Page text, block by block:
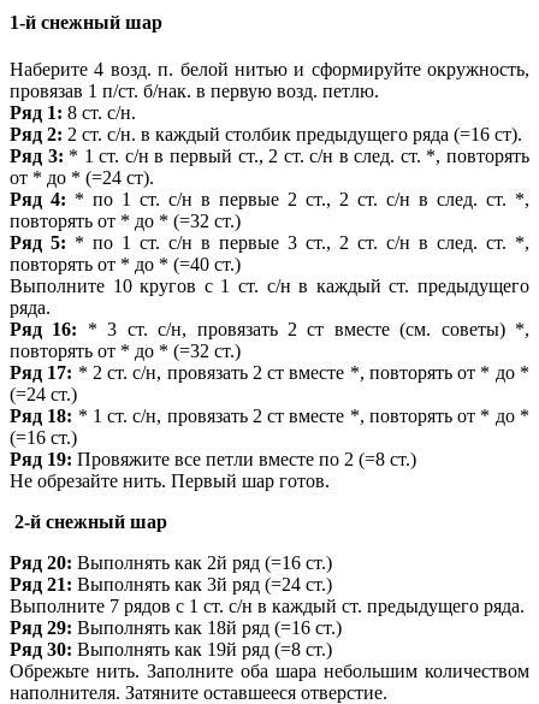
1-й снежный шар
Наберите 4 возд. п. белой нитью и сформируйте окружность,
провязав 1 п/ст. б/нак. в первую возд. петлю.
Ряд 1: 8 ст. с/н.
Ряд 2: 2 ст. с/н. в каждый столбик предыдущего ряда (=16 ст).
Ряд 3: * 1 ст. с/н в первый ст., 2 ст. с/н в след. ст. *, повторять
от * до * (=24 ст).
Ряд 4: * по 1 ст. с/н в первые 2 ст., 2 ст. с/н в след. ст. *,
повторять от * до * (=32 ст.)
Ряд 5: * по 1 ст. с/н в первые 3 ст., 2 ст. с/н в след. ст. *,
повторять от * до * (=40 ст.)
Выполните 10 кругов с 1 ст. с/н в каждый ст. предыдущего
ряда.
Ряд 16: * 3 ст. с/н, провязать 2 ст вместе (см. советы) *,
повторять от * до * (=32 ст.)
Ряд 17: * 2 ст. с/н, провязать 2 ст вместе *, повторять от * до *
(=24 ст.)
Ряд 18: * 1 ст. с/н, провязать 2 ст вместе *, повторять от * до *
(=16 ст.)
Ряд 19: Провяжите все петли вместе по 2 (=8 ст.)
Не обрезайте нить. Первый шар готов.
2-й снежный шар
Ряд 20: Выполнять как 2й ряд (=16 ст.)
Ряд 21: Выполнять как 3й ряд (=24 ст.)
Выполните 7 рядов с 1 ст. с/н в каждый ст. предыдущего ряда.
Ряд 29: Выполнять как 18й ряд (=16 ст.)
Ряд 30: Выполнять как 19й ряд (=8 ст.)
Обрежьте нить. Заполните оба шара небольшим количеством
наполнителя. Затяните оставшееся отверстие.